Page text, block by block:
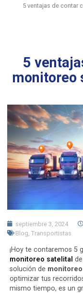
5 ventajas de contar
5
monitoreo
septiembre 3, 2024
Blog Transportistas
¡Hoy te contaremos 5
monitoreo satelital
solución de
optimizar tus
mismo tiempo, es un